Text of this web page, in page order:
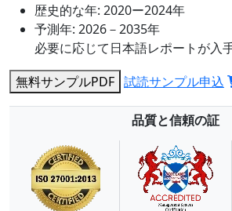
歴史的な年: 2020ー2024年
予測年: 2026－2035年
必要に応じて日本語レポートが入
無料サンプルPDF 試読サンプル申込
品質と信頼の証